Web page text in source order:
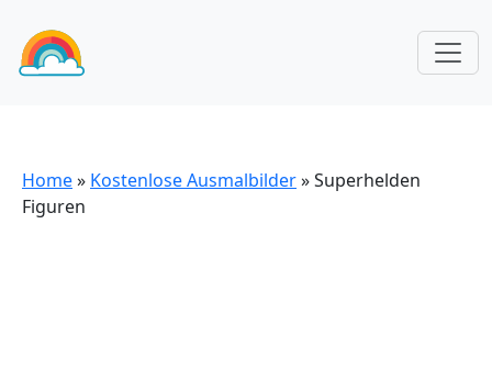
Home» Kostenlose Ausmalbilder»Superhelden
Figuren